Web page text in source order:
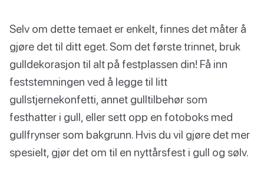
Selv om dette temaet er enkelt, finnes det måter å
gjøre det til ditt eget. Som det første trinnet, bruk
gulldekorasjon til alt på festplassen din! Få inn
feststemningen ved å legge til litt
gullstjernekonfetti, annet gulltilbehør som
festhatter i gull, eller sett opp en fotoboks med
gullfrynser som bakgrunn. Hvis du vil gjøre det mer
spesielt, gjør det om til en nyttårsfest i gull og sølv.